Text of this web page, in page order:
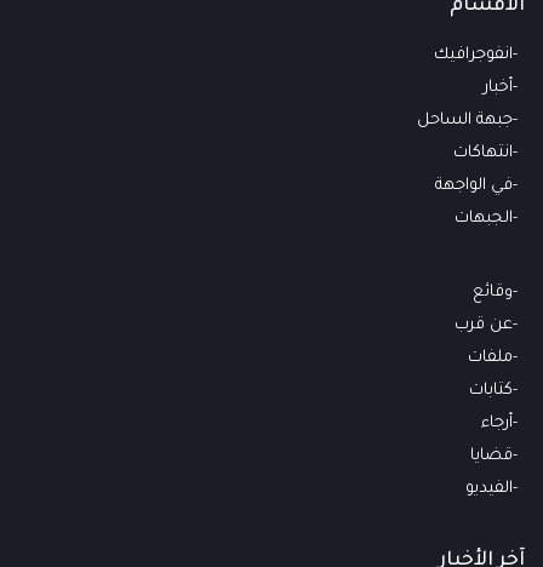
الأقسام
انفوجرافيك
أخبار
جبهة الساحل
انتهاكات
في الواجهة
الجبهات
وقائع
عن قرب
ملفات
كتابات
أرجاء
قضايا
الفيديو
آخر الأخبار